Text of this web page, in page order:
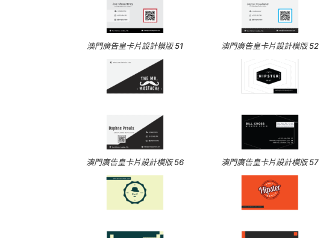
澳門廣告皇卡片設計模版 51 澳門廣告皇卡片設計模版 52
澳門廣告皇卡片設計模版 56 澳門廣告皇卡片設計模版 57